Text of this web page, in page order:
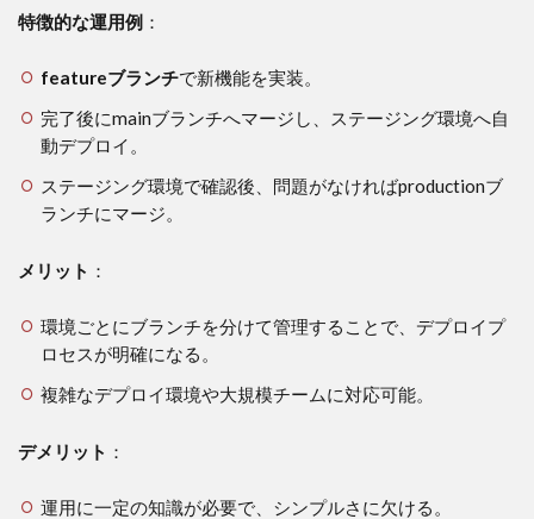
特徴的な運用例 ：
featureブランチで新機能を実装。
完了後にmainブランチへマージし、ステージング環境へ自
動デプロイ。
ステージング環境で確認後、問題がなければproductionブ
ランチにマージ。
メリット ：
環境ごとにブランチを分けて管理することで、デプロイプ
ロセスが明確になる。
複雑なデプロイ環境や大規模チームに対応可能。
デメリット ：
運用に一定の知識が必要で、シンプルさに欠ける。